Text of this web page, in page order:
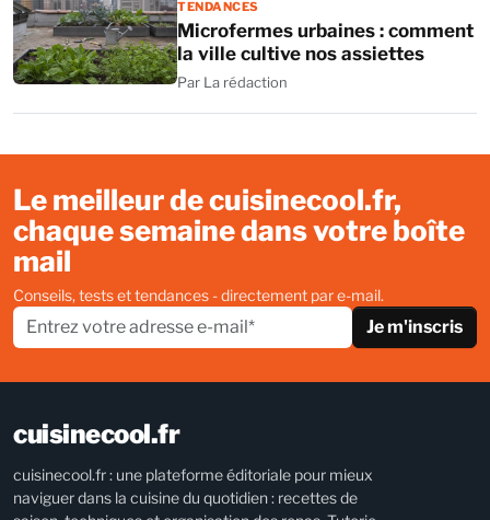
TENDANCES
Microfermes urbaines : comment
la ville cultive nos assiettes
Par La rédaction
Le meilleur de cuisinecool.fr,
chaque semaine dans votre boîte
mail
Conseils, tests et tendances - directement par e-mail.
Je m'inscris
cuisinecool.fr
cuisinecool.fr : une plateforme éditoriale pour mieux
naviguer dans la cuisine du quotidien : recettes de